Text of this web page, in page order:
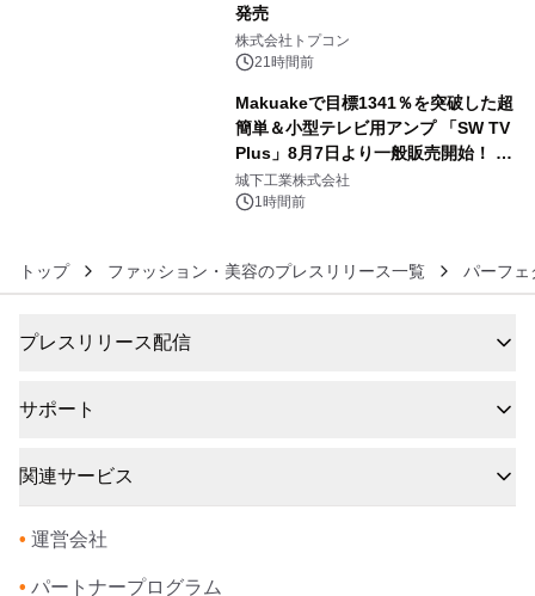
発売
株式会社トプコン
21時間前
Makuakeで目標1341％を突破した超
簡単＆小型テレビ用アンプ 「SW TV
Plus」8月7日より一般販売開始！ ケ
ーブル1本つなぐだけ、テレビの音が
ぐっと豊かに
城下工業株式会社
1時間前
トップ ファッション・美容のプレスリリース一覧 パーフェ
プレスリリース配信
サポート
関連サービス
• 運営会社
• パートナープログラム